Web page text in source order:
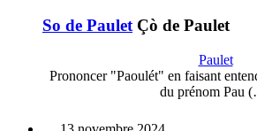
So de Paulet Çò de Paulet
Paulet
Prononcer "Paoulét" en faisant
du prénom Pau